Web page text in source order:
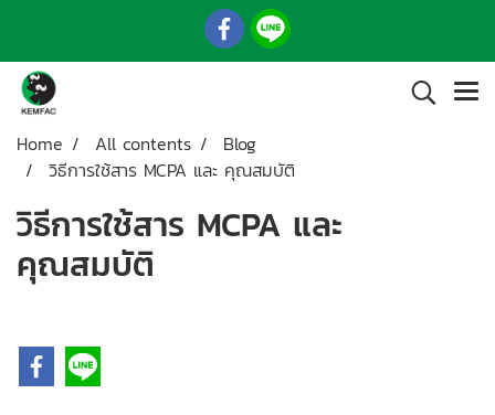
Home All contents
Blog
วิธีการใช้สาร MCPA และ คุณสมบัติ
วิธีการใช้สาร MCPA และ
คุณสมบัติ